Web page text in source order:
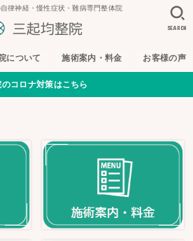
律神経・慢性症状・難病専門整体院
について 施術案内・料金 お客様の声
SEARCH
のコロナ対策はこちら